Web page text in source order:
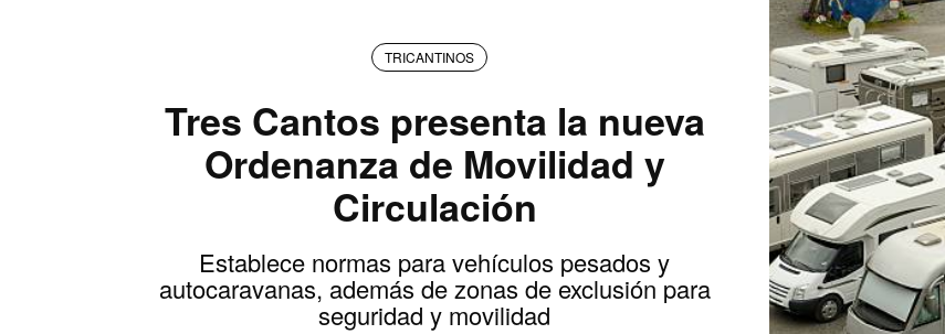
TRICANTINOS
Tres Cantos presenta la nueva
Ordenanza de Movilidad y
Circulación
Establece normas para vehículos pesados y
autocaravanas, además de zonas de exclusión para
seguridad y movilidad